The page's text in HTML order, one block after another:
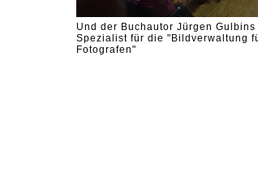
Und der Buchautor Jürgen Gulbins
Spezialist für die "Bildverwaltung
Fotografen"